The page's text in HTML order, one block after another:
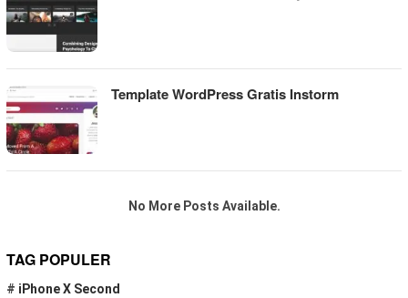
Template WordPress Gratis Instorm
No More Posts Available.
TAG POPULER
# iPhone X Second